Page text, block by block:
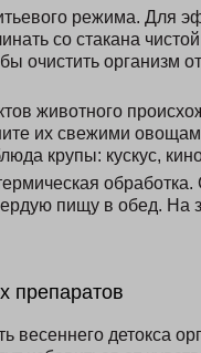
режима. Для
со стакана
очистить организм
животного
их свежими
крупы: кускус,
пищу в обед. На
препаратов
весеннего детокса